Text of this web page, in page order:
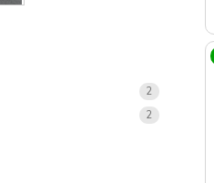
2items
2items